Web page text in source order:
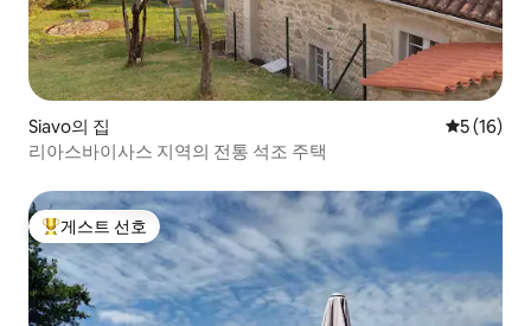
Siavo의 집 평점 5점
5 (16)
리아스바이사스 지역의 전통 석조 주택
상위 게스트 선호
게스트 선호